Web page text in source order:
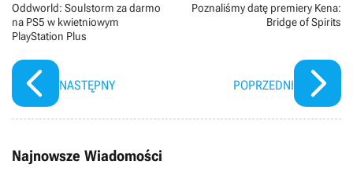
Oddworld: Soulstorm za darmo
na PS5 w kwietniowym
PlayStation Plus
NASTĘPNY
Poznaliśmy datę premiery Kena:
Bridge of Spirits
POPRZEDNI
Najnowsze Wiadomości